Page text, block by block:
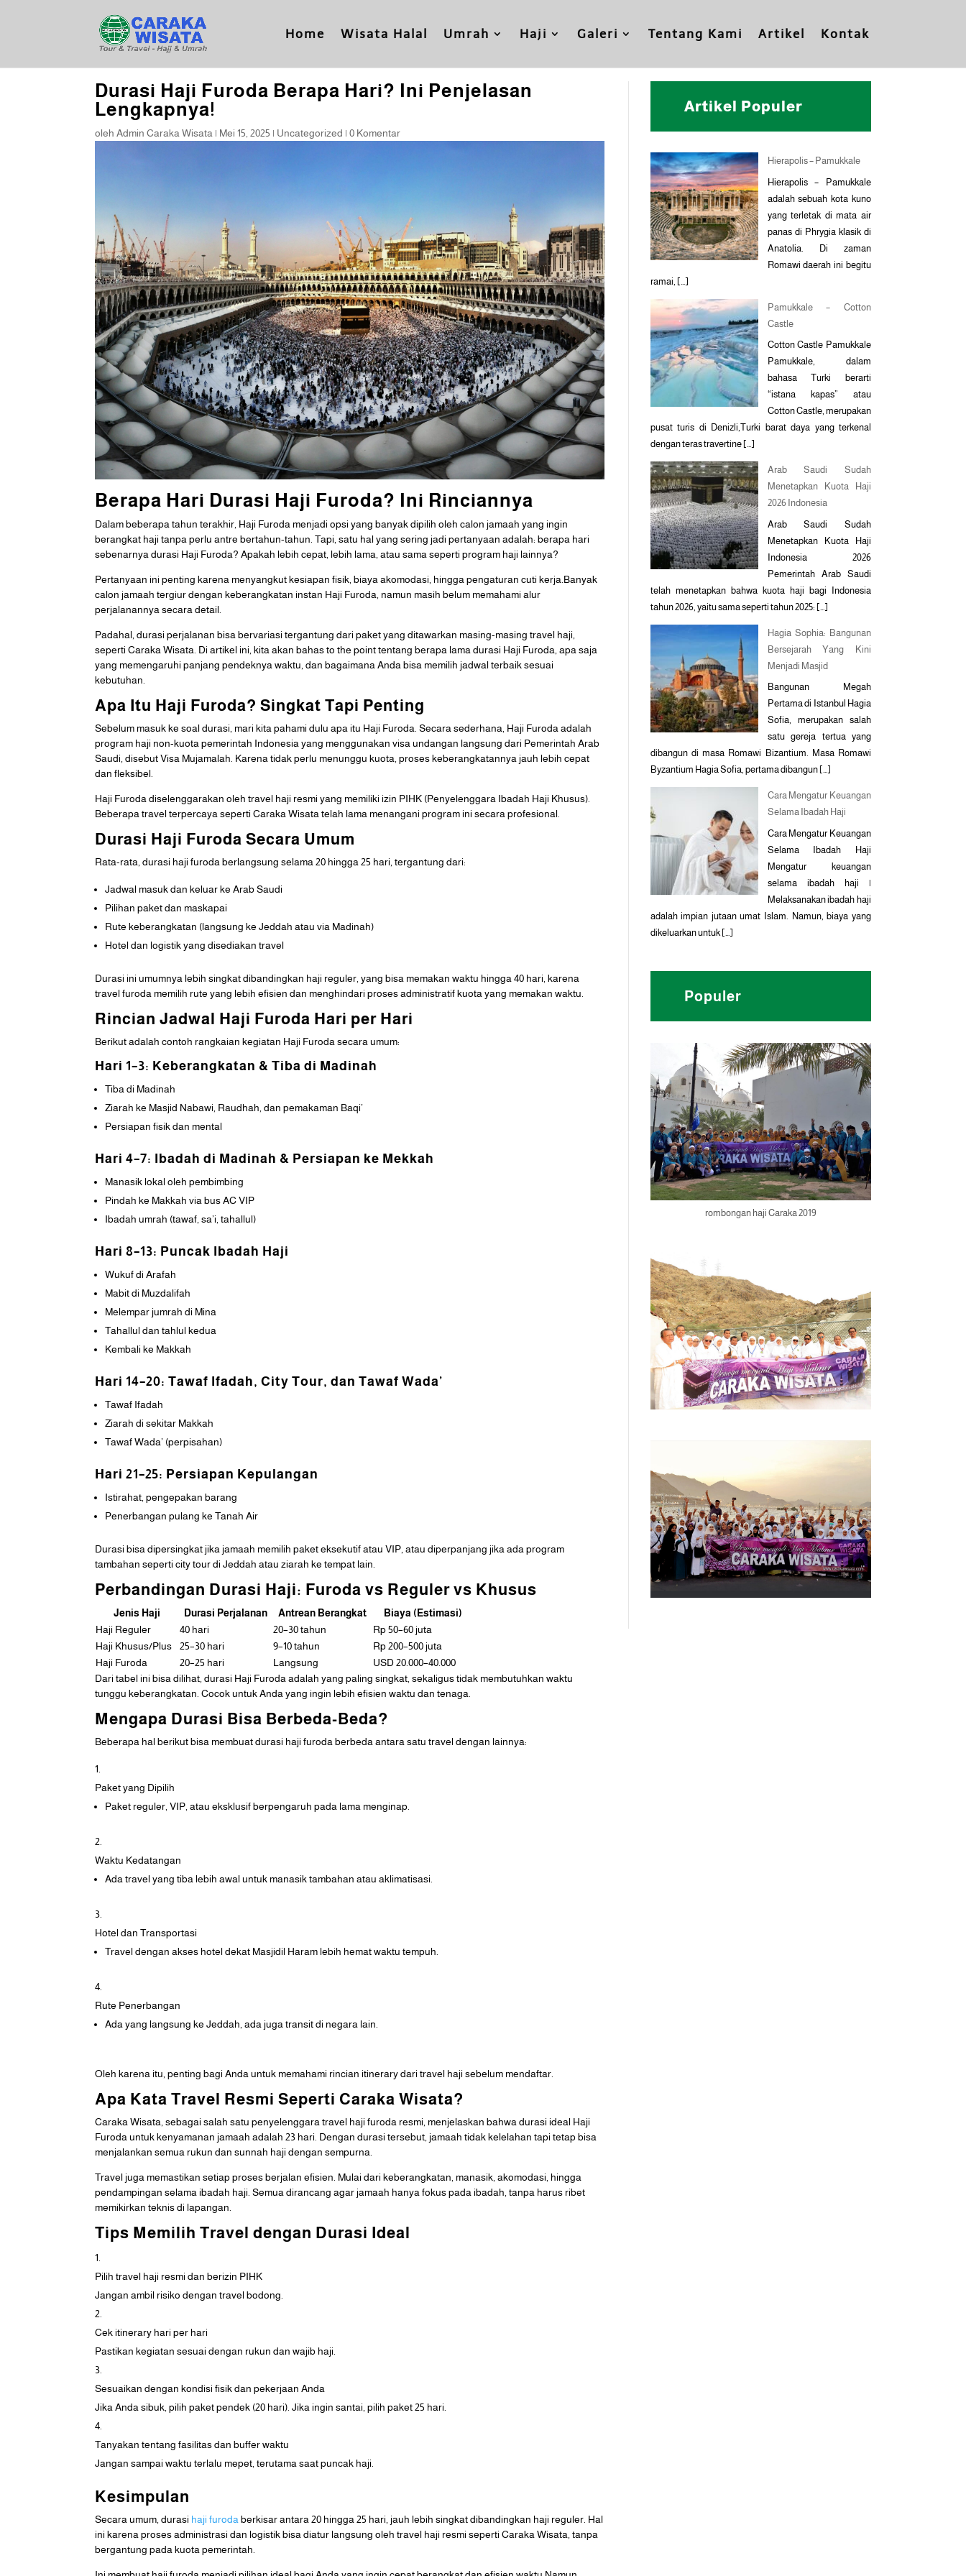
Home Wisata Halal Umrah Haji Galeri Tentang Kami Artikel Kontak
Durasi Haji Furoda Berapa Hari? Ini Penjelasan
Lengkapnya!
oleh Admin Caraka Wisata | Mei 15, 2025 | Uncategorized | 0 Komentar
Berapa Hari Durasi Haji Furoda? Ini Rinciannya
Dalam beberapa tahun terakhir, Haji Furoda menjadi opsi yang banyak dipilih oleh calon jamaah yang ingin
berangkat haji tanpa perlu antre bertahun-tahun. Tapi, satu hal yang sering jadi pertanyaan adalah: berapa hari
sebenarnya durasi Haji Furoda? Apakah lebih cepat, lebih lama, atau sama seperti program haji lainnya?
Pertanyaan ini penting karena menyangkut kesiapan fisik, biaya akomodasi, hingga pengaturan cuti kerja.Banyak
calon jamaah tergiur dengan keberangkatan instan Haji Furoda, namun masih belum memahami alur
perjalanannya secara detail.
Padahal, durasi perjalanan bisa bervariasi tergantung dari paket yang ditawarkan masing-masing travel haji,
seperti Caraka Wisata. Di artikel ini, kita akan bahas to the point tentang berapa lama durasi Haji Furoda, apa saja
yang memengaruhi panjang pendeknya waktu, dan bagaimana Anda bisa memilih jadwal terbaik sesuai
kebutuhan.
Apa Itu Haji Furoda? Singkat Tapi Penting
Sebelum masuk ke soal durasi, mari kita pahami dulu apa itu Haji Furoda. Secara sederhana, Haji Furoda adalah
program haji non-kuota pemerintah Indonesia yang menggunakan visa undangan langsung dari Pemerintah Arab
Saudi, disebut Visa Mujamalah. Karena tidak perlu menunggu kuota, proses keberangkatannya jauh lebih cepat
dan fleksibel.
Haji Furoda diselenggarakan oleh travel haji resmi yang memiliki izin PIHK (Penyelenggara Ibadah Haji Khusus).
Beberapa travel terpercaya seperti Caraka Wisata telah lama menangani program ini secara profesional.
Durasi Haji Furoda Secara Umum
Rata-rata, durasi haji furoda berlangsung selama 20 hingga 25 hari, tergantung dari:
Jadwal masuk dan keluar ke Arab Saudi
Pilihan paket dan maskapai
Rute keberangkatan (langsung ke Jeddah atau via Madinah)
Hotel dan logistik yang disediakan travel
Durasi ini umumnya lebih singkat dibandingkan haji reguler, yang bisa memakan waktu hingga 40 hari, karena
travel furoda memilih rute yang lebih efisien dan menghindari proses administratif kuota yang memakan waktu.
Rincian Jadwal Haji Furoda Hari per Hari
Berikut adalah contoh rangkaian kegiatan Haji Furoda secara umum:
Hari 1–3: Keberangkatan & Tiba di Madinah
Tiba di Madinah
Ziarah ke Masjid Nabawi, Raudhah, dan pemakaman Baqi’
Persiapan fisik dan mental
Hari 4–7: Ibadah di Madinah & Persiapan ke Mekkah
Manasik lokal oleh pembimbing
Pindah ke Makkah via bus AC VIP
Ibadah umrah (tawaf, sa’i, tahallul)
Hari 8–13: Puncak Ibadah Haji
Wukuf di Arafah
Mabit di Muzdalifah
Melempar jumrah di Mina
Tahallul dan tahlul kedua
Kembali ke Makkah
Hari 14–20: Tawaf Ifadah, City Tour, dan Tawaf Wada’
Tawaf Ifadah
Ziarah di sekitar Makkah
Tawaf Wada’ (perpisahan)
Hari 21–25: Persiapan Kepulangan
Istirahat, pengepakan barang
Penerbangan pulang ke Tanah Air
Durasi bisa dipersingkat jika jamaah memilih paket eksekutif atau VIP, atau diperpanjang jika ada program
tambahan seperti city tour di Jeddah atau ziarah ke tempat lain.
Perbandingan Durasi Haji: Furoda vs Reguler vs Khusus
Jenis Haji Durasi Perjalanan Antrean Berangkat
Biaya (Estimasi)
Haji Reguler
40 hari 20–30 tahun
Rp 50–60 juta
Haji Khusus/Plus
25–30 hari 9–10 tahun
Rp 200–500 juta
Haji Furoda
20–25 hari Langsung
USD 20.000–40.000
Dari tabel ini bisa dilihat, durasi Haji Furoda adalah yang paling singkat, sekaligus tidak membutuhkan waktu
tunggu keberangkatan. Cocok untuk Anda yang ingin lebih efisien waktu dan tenaga.
Mengapa Durasi Bisa Berbeda-Beda?
Beberapa hal berikut bisa membuat durasi haji furoda berbeda antara satu travel dengan lainnya:
Paket yang Dipilih
Paket reguler, VIP, atau eksklusif berpengaruh pada lama menginap.
Waktu Kedatangan
Ada travel yang tiba lebih awal untuk manasik tambahan atau aklimatisasi.
Hotel dan Transportasi
Travel dengan akses hotel dekat Masjidil Haram lebih hemat waktu tempuh.
Rute Penerbangan
Ada yang langsung ke Jeddah, ada juga transit di negara lain.
Oleh karena itu, penting bagi Anda untuk memahami rincian itinerary dari travel haji sebelum mendaftar.
Apa Kata Travel Resmi Seperti Caraka Wisata?
Caraka Wisata, sebagai salah satu penyelenggara travel haji furoda resmi, menjelaskan bahwa durasi ideal Haji
Furoda untuk kenyamanan jamaah adalah 23 hari. Dengan durasi tersebut, jamaah tidak kelelahan tapi tetap bisa
menjalankan semua rukun dan sunnah haji dengan sempurna.
Travel juga memastikan setiap proses berjalan efisien. Mulai dari keberangkatan, manasik, akomodasi, hingga
pendampingan selama ibadah haji. Semua dirancang agar jamaah hanya fokus pada ibadah, tanpa harus ribet
memikirkan teknis di lapangan.
Tips Memilih Travel dengan Durasi Ideal
Pilih travel haji resmi dan berizin PIHK
Jangan ambil risiko dengan travel bodong.
Cek itinerary hari per hari
Pastikan kegiatan sesuai dengan rukun dan wajib haji.
Sesuaikan dengan kondisi fisik dan pekerjaan Anda
Jika Anda sibuk, pilih paket pendek (20 hari). Jika ingin santai, pilih paket 25 hari.
Tanyakan tentang fasilitas dan buffer waktu
Jangan sampai waktu terlalu mepet, terutama saat puncak haji.
Kesimpulan
Secara umum, durasi haji furoda berkisar antara 20 hingga 25 hari, jauh lebih singkat dibandingkan haji reguler. Hal
ini karena proses administrasi dan logistik bisa diatur langsung oleh travel haji resmi seperti Caraka Wisata, tanpa
bergantung pada kuota pemerintah.
Artikel Populer
Hierapolis – Pamukkale
Hierapolis – Pamukkale
adalah sebuah kota kuno
yang terletak di mata air
panas di Phrygia klasik di
Anatolia. Di zaman
Romawi daerah ini begitu
ramai, […]
Pamukkale – Cotton
Castle
Cotton Castle Pamukkale
Pamukkale, dalam
bahasa Turki berarti
“istana kapas” atau
Cotton Castle, merupakan
pusat turis di Denizli,Turki barat daya yang terkenal
dengan teras travertine […]
Arab Saudi Sudah
Menetapkan Kuota Haji
2026 Indonesia
Arab Saudi Sudah
Menetapkan Kuota Haji
Indonesia 2026
Pemerintah Arab Saudi
telah menetapkan bahwa kuota haji bagi Indonesia
tahun 2026, yaitu sama seperti tahun 2025: […]
Hagia Sophia: Bangunan
Bersejarah Yang Kini
Menjadi Masjid
Bangunan Megah
Pertama di Istanbul Hagia
Sofia, merupakan salah
satu gereja tertua yang
dibangun di masa Romawi Bizantium. Masa Romawi
Byzantium Hagia Sofia, pertama dibangun […]
Cara Mengatur Keuangan
Selama Ibadah Haji
Cara Mengatur Keuangan
Selama Ibadah Haji
Mengatur keuangan
selama ibadah haji |
Melaksanakan ibadah haji
adalah impian jutaan umat Islam. Namun, biaya yang
dikeluarkan untuk […]
Populer
rombongan haji Caraka 2019